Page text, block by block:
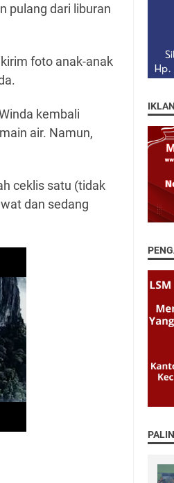
pulang dari liburan
foto anak-anak
kembali
air. Namun,
ceklis satu (tidak
dan sedang